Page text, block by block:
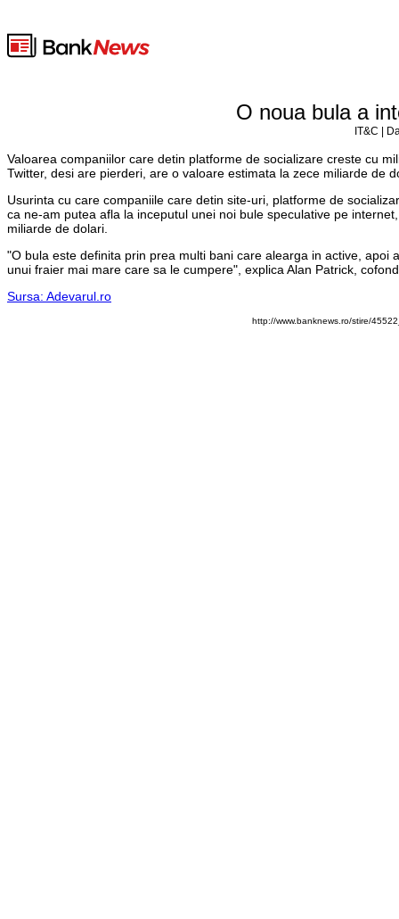
O noua bula a
IT&C |
Valoarea companiilor care detin platforme de socializare creste cu
Twitter, desi are pierderi, are o valoare estimata la zece miliarde de
Usurinta cu care companiile care detin site-uri, platforme de
ca ne-am putea afla la inceputul unei noi bule speculative pe
miliarde de dolari.
"O bula este definita prin prea multi bani care alearga in active,
unui fraier mai mare care sa le cumpere", explica Alan Patrick,
Sursa: Adevarul.ro
http://www.banknews.ro/stire/